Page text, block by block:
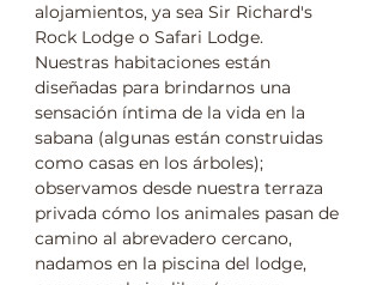
alojamientos, ya sea Sir Richard's
Rock Lodge o Safari Lodge.
Nuestras habitaciones están
diseñadas para brindarnos una
sensación íntima de la vida en la
sabana (algunas están construidas
como casas en los árboles);
observamos desde nuestra terraza
privada cómo los animales pasan de
camino al abrevadero cercano,
nadamos en la piscina del lodge,